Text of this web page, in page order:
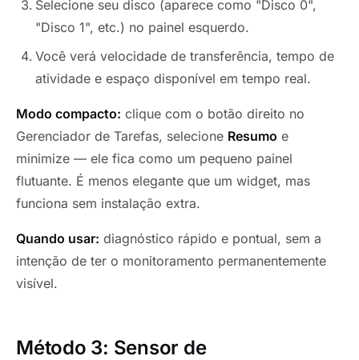
Selecione seu disco (aparece como "Disco 0",
"Disco 1", etc.) no painel esquerdo.
Você verá velocidade de transferência, tempo de
atividade e espaço disponível em tempo real.
Modo compacto: clique com o botão direito no
Gerenciador de Tarefas, selecione Resumo e
minimize — ele fica como um pequeno painel
flutuante. É menos elegante que um widget, mas
funciona sem instalação extra.
Quando usar: diagnóstico rápido e pontual, sem a
intenção de ter o monitoramento permanentemente
visível.
Método 3: Sensor de